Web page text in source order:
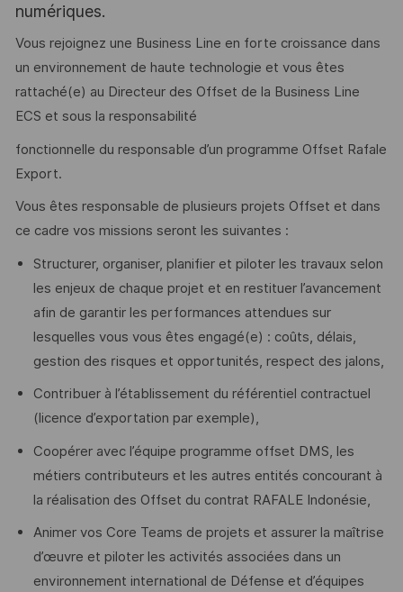
numériques.
Vous rejoignez une Business Line en forte croissance dans
un environnement de haute technologie et vous êtes
rattaché(e) au Directeur des Offset de la Business Line
ECS et sous la responsabilité
fonctionnelle du responsable d’un programme Offset Rafale
Export.
Vous êtes responsable de plusieurs projets Offset et dans
ce cadre vos missions seront les suivantes :
Structurer, organiser, planifier et piloter les travaux selon
les enjeux de chaque projet et en restituer l’avancement
afin de garantir les performances attendues sur
lesquelles vous vous êtes engagé(e) : coûts, délais,
gestion des risques et opportunités, respect des jalons,
Contribuer à l’établissement du référentiel contractuel
(licence d’exportation par exemple),
Coopérer avec l’équipe programme offset DMS, les
métiers contributeurs et les autres entités concourant à
la réalisation des Offset du contrat RAFALE Indonésie,
Animer vos Core Teams de projets et assurer la maîtrise
d’œuvre et piloter les activités associées dans un
environnement international de Défense et d’équipes